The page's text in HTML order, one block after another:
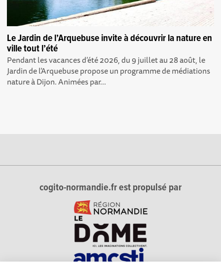
Le Jardin de l’Arquebuse invite à découvrir la nature en
ville tout l’été
Pendant les vacances d’été 2026, du 9 juillet au 28 août, le
Jardin de l’Arquebuse propose un programme de médiations
nature à Dijon. Animées par...
cogito-normandie.fr est propulsé par